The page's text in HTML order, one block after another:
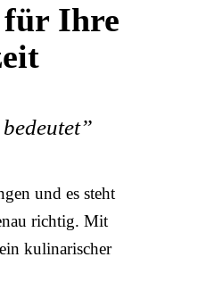
für Ihre
und es steht
richtig. Mit
kulinarischer